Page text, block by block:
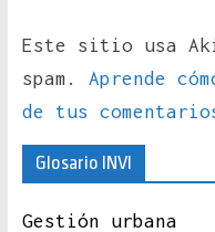
Este sitio usa
spam. Aprende
de tus
Glosario INVI
Gestión urbana